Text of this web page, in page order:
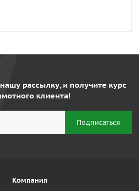
рассылку, и получите курс
клиента!
Компания